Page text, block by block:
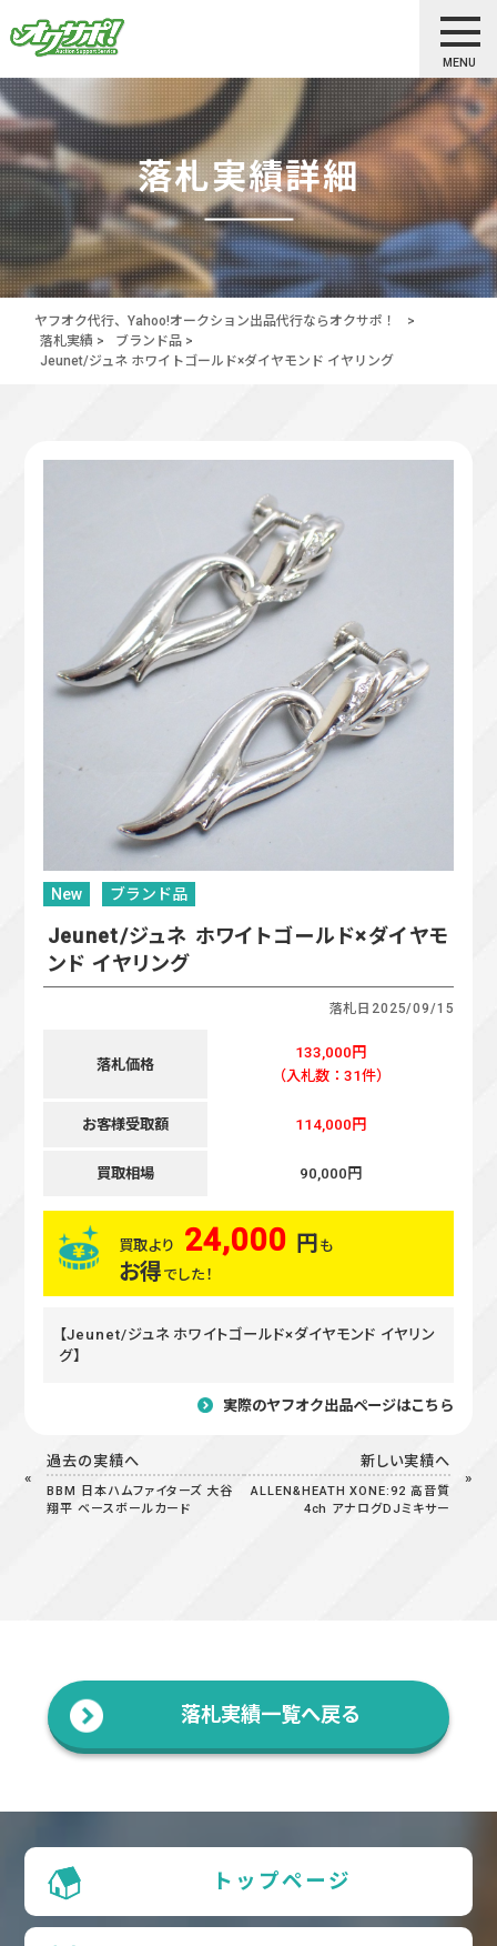
MENU
落札実績詳細
ヤフオク代行、Yahoo!オークション出品代行ならオクサポ！
>
落札実績 > ブランド品 >
Jeunet/ジュネ ホワイトゴールド×ダイヤモンド イヤリング
New ブランド品
Jeunet/ジュネ ホワイトゴールド×ダイヤモ
ンド イヤリング
落札日 2025/09/15
落札価格
133,000円
（入札数：31件）
お客様受取額 114,000円
買取相場 90,000円
買取より 24,000 円 も
お得 でした！
【Jeunet/ジュネ ホワイトゴールド×ダイヤモンド イヤリン
グ】
実際のヤフオク出品ページはこちら
過去の実績へ
BBM 日本ハムファイターズ 大谷
翔平 ベースボールカード
新しい実績へ
ALLEN&HEATH XONE:92 高音質
4ch アナログDJミキサー
落札実績一覧へ戻る
トップページ